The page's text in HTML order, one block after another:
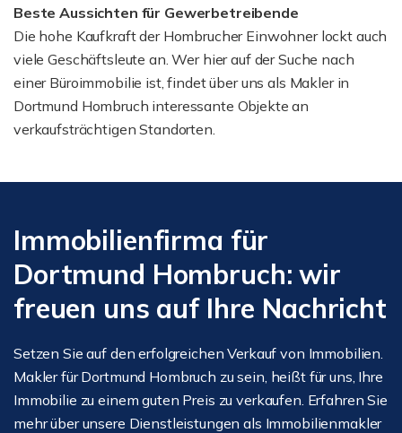
Beste Aussichten für Gewerbetreibende
Die hohe Kaufkraft der Hombrucher Einwohner lockt auch
viele Geschäftsleute an. Wer hier auf der Suche nach
einer Büroimmobilie ist, findet über uns als Makler in
Dortmund Hombruch interessante Objekte an
verkaufsträchtigen Standorten.
Immobilienfirma für
Dortmund Hombruch: wir
freuen uns auf Ihre Nachricht
Setzen Sie auf den erfolgreichen Verkauf von Immobilien.
Makler für Dortmund Hombruch zu sein, heißt für uns, Ihre
Immobilie zu einem guten Preis zu verkaufen. Erfahren Sie
mehr über unsere Dienstleistungen als Immobilienmakler